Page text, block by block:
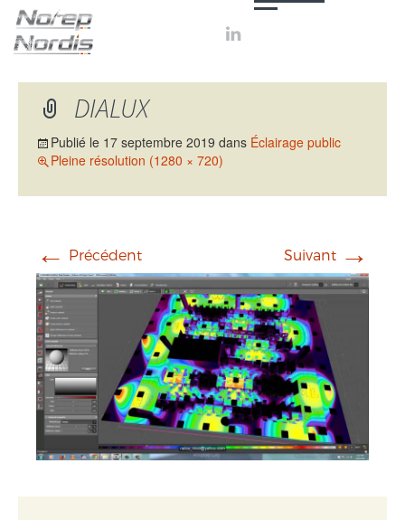

DIALUX
Publié le 17 septembre 2019 dans Éclairage public
Pleine résolution (1280 × 720)
← Précédent Suivant →